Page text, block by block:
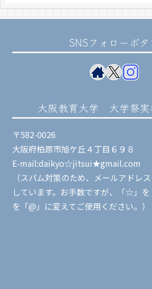
SNSフォローボタ
大阪教育大学 大学祭実
〒582-0026
大阪府柏原市旭ケ丘４丁目６９８
E-mail:daikyo☆jitsui★gmail.com
（スパム対策のため、メールアドレ
しています。お手数ですが、「☆」を
を「@」に変えてご使用ください。）